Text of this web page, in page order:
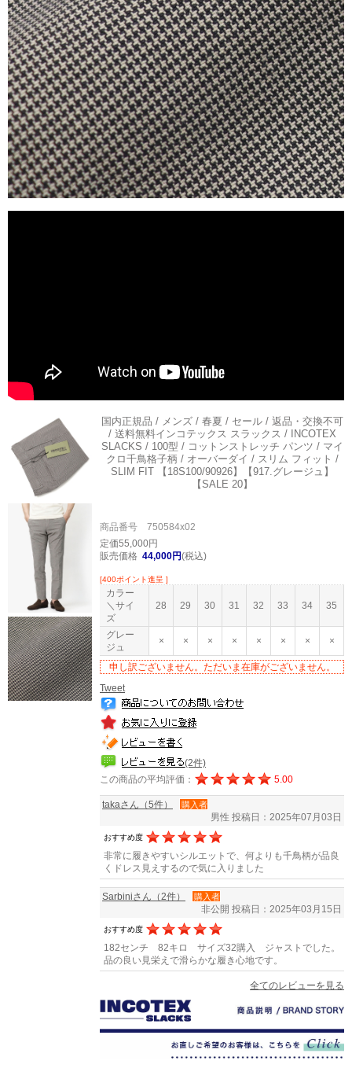
国内正規品 / メンズ / 春夏 / セール / 返品・交換不可
/ 送料無料インコテックス スラックス / INCOTEX
SLACKS / 100型 / コットンストレッチ パンツ / マイ
クロ千鳥格子柄 / オーバーダイ / スリム フィット /
SLIM FIT 【18S100/90926】【917.グレージュ】
【SALE 20】
商品番号 750584x02
定価55,000円
販売価格 44,000円(税込)
[400ポイント進呈 ]
カラー
＼サイ
ズ
28 29 30 31 32 33 34 35
グレー
ジュ
× × × × × × × ×
申し訳ございません。ただいま在庫がございません。
Tweet
(2件)
この商品の平均評価：
5.00
takaさん（5件）
購入者
男性 投稿日：2025年07月03日
おすすめ度
非常に履きやすいシルエットで、何よりも千鳥柄が品良
くドレス見えするので気に入りました
Sarbiniさん（2件）
購入者
非公開 投稿日：2025年03月15日
おすすめ度
182センチ 82キロ サイズ32購入 ジャストでした。
品の良い見栄えで滑らかな履き心地です。
全てのレビューを見る